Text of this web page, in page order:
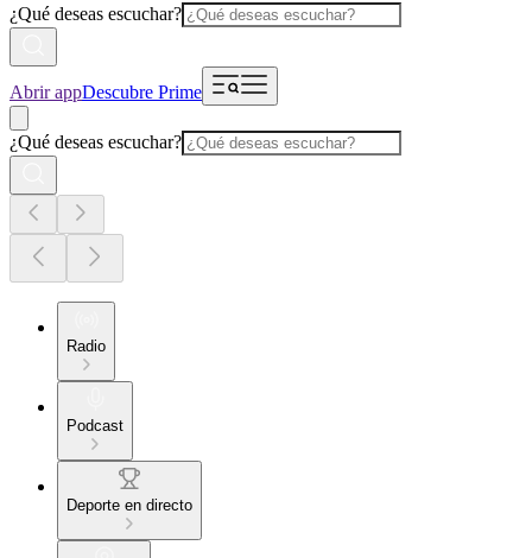
¿Qué deseas escuchar?
Abrir appDescubre Prime
¿Qué deseas escuchar?
Radio
Podcast
Deporte en directo